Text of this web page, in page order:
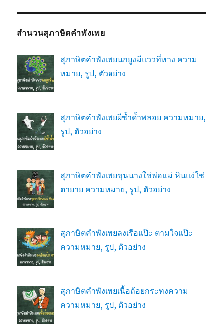
สำนวนสุภาษิตคำพังเพย
สุภาษิตคำพังเพยนกยูงมีแววที่หาง ความ
หมาย, รูป, ตัวอย่าง
สุภาษิตคำพังเพยผีซ้ำด้ำพลอย ความหมาย,
รูป, ตัวอย่าง
สุภาษิตคำพังเพยขุนนางใช่พ่อแม่ หินแง่ใช่
ตายาย ความหมาย, รูป, ตัวอย่าง
สุภาษิตคำพังเพยลงเรือแป๊ะ ตามใจแป๊ะ
ความหมาย, รูป, ตัวอย่าง
สุภาษิตคำพังเพยเนื้อถ้อยกระทงความ
ความหมาย, รูป, ตัวอย่าง